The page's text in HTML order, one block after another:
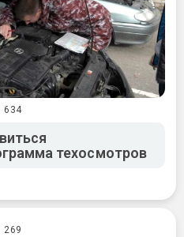
634
техосмотров
269